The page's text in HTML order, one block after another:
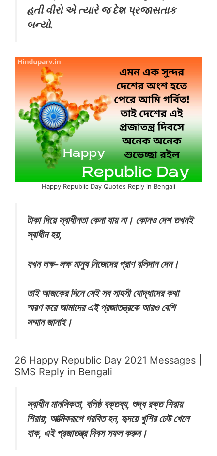
હતી વીરો એ ત્યારે જ દેશ પ્રજાસતાક
બન્યો.
Happy Republic Day Quotes Reply in Bengali
টাকা দিয়ে স্বাধীনতা কেনা যায় না। কোনও দেশ তখনই
স্বাধীন হয়,
যখন লক্ষ-লক্ষ মানুষ নিজেদের প্রাণ বলিদান দেন।
তাই আজকের দিনে সেই সব সাহসী যোদ্ধাদের কথা
স্মরণ করে আমাদের এই প্রজাতন্ত্রকে আরও বেশি
সম্মান জানাই।
26 Happy Republic Day 2021 Messages |
SMS Reply in Bengali
স্বাধীন মানসিকতা, বলিষ্ঠ বক্তব্য, শুদ্ধ রক্ত শিরায়
শিরায়; আত্মিকরূপে গরবিত হন, হৃদয়ে খুশির ঢেউ খেলে
যাক, এই প্রজাতন্ত্র দিবস সফল করুন।